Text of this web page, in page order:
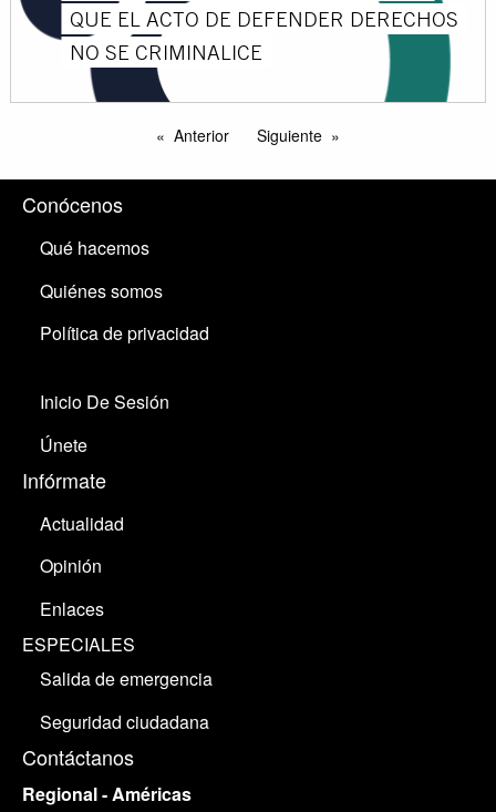
QUE EL ACTO DE DEFENDER DERECHOS
NO SE CRIMINALICE
Anterior Siguiente
Conócenos
Qué hacemos
Quiénes somos
Política de privacidad
Inicio De Sesión
Únete
Infórmate
Actualidad
Opinión
Enlaces
ESPECIALES
Salida de emergencia
Seguridad ciudadana
Contáctanos
Regional - Américas